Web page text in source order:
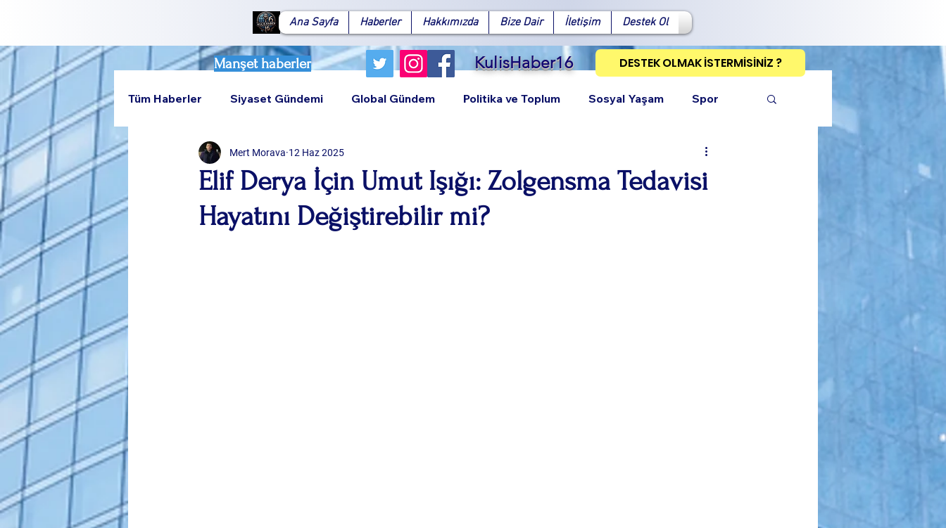
Ana Sayfa Haberler Hakkımızda Bize Dair İletişim Destek Ol
Manşet haberler KulisHaber16 DESTEK OLMAK İSTERMİSİNİZ ?
FacebookX (Twitter)
Tüm Haberler Siyaset Gündemi Global Gündem Politika ve Toplum Sosyal Yaşam Spor
Teknoloji Rumeli
Elif Derya İçin Umut Işığı: Zolgensma Tedavisi
Hayatını Değiştirebilir mi?
Mert Morava 12 Haz 2025